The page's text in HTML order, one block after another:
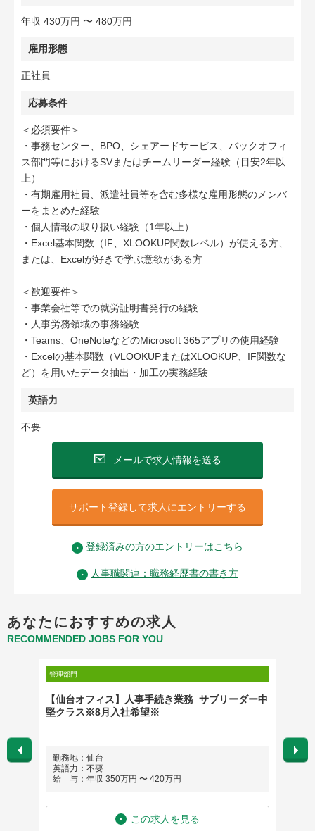
年収 430万円 〜 480万円
雇用形態
正社員
応募条件
＜必須要件＞
・事務センター、BPO、シェアードサービス、バックオフィ
ス部門等におけるSVまたはチームリーダー経験（目安2年以
上）
・有期雇用社員、派遣社員等を含む多様な雇用形態のメンバ
ーをまとめた経験
・個人情報の取り扱い経験（1年以上）
・Excel基本関数（IF、XLOOKUP関数レベル）が使える方、
または、Excelが好きで学ぶ意欲がある方
＜歓迎要件＞
・事業会社等での就労証明書発行の経験
・人事労務領域の事務経験
・Teams、OneNoteなどのMicrosoft 365アプリの使用経験
・Excelの基本関数（VLOOKUPまたはXLOOKUP、IF関数な
ど）を用いたデータ抽出・加工の実務経験
英語力
不要
メールで求人情報を送る
サポート登録して求人にエントリーする
登録済みの方のエントリーはこちら
人事職関連：職務経歴書の書き方
あなたにおすすめの求人
RECOMMENDED JOBS FOR YOU
管理部門
【仙台オフィス】人事手続き業務_サブリーダー中
堅クラス※8月入社希望※
勤務地：仙台
英語力：不要
給 与：年収 350万円 〜 420万円
この求人を見る
勤務